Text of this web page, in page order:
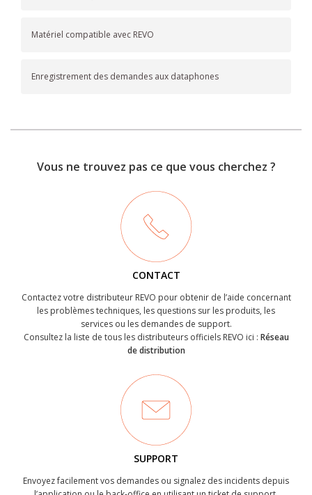
Matériel compatible avec REVO
Enregistrement des demandes aux dataphones
Vous ne trouvez pas ce que vous cherchez ?
CONTACT
Contactez votre distributeur REVO pour obtenir de l’aide concernant
les problèmes techniques, les questions sur les produits, les
services ou les demandes de support.
Consultez la liste de tous les distributeurs officiels REVO ici : Réseau
de distribution
SUPPORT
Envoyez facilement vos demandes ou signalez des incidents depuis